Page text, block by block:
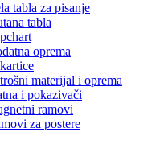
tabla za pisanje
tabla
oprema
materijal i oprema
i pokazivači
ramovi
za postere